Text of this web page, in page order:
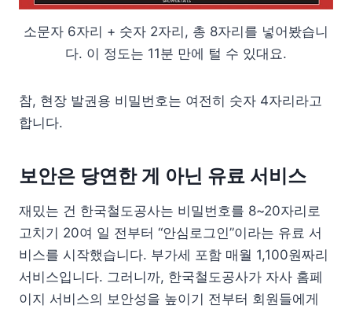
소문자 6자리 + 숫자 2자리, 총 8자리를 넣어봤습니
다. 이 정도는 11분 만에 털 수 있대요.
참, 현장 발권용 비밀번호는 여전히 숫자 4자리라고
합니다.
보안은 당연한 게 아닌 유료 서비스
재밌는 건 한국철도공사는 비밀번호를 8~20자리로
고치기 20여 일 전부터 “안심로그인”이라는 유료 서
비스를 시작했습니다. 부가세 포함 매월 1,100원짜리
서비스입니다. 그러니까, 한국철도공사가 자사 홈페
이지 서비스의 보안성을 높이기 전부터 회원들에게